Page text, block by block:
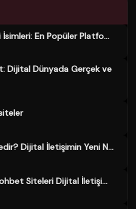
En Popüler Platfo...
Dijital Dünyada Gerçek ve
Dijital İletişimin Yeni N...
Siteleri Dijital İletişi...